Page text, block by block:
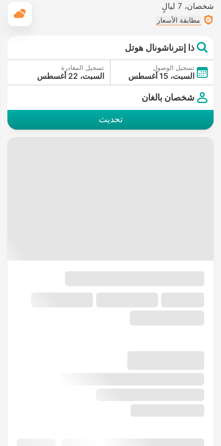
شخصان 7 ليالٍ
مطابقة الأسعار
ذا إنترناشونال هوتل
تسجيل الوصول
السبت، 15 أغسطس
تسجيل المغادرة
السبت، 22 أغسطس
شخصان بالغان
تحديث